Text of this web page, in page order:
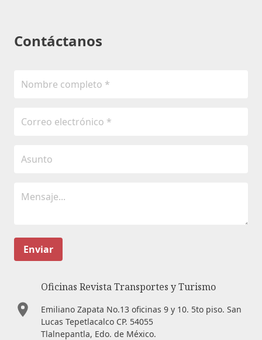
Contáctanos
Enviar
Oficinas Revista Transportes y Turismo
Emiliano Zapata No.13 oficinas 9 y 10. 5to piso. San
Lucas Tepetlacalco CP. 54055
Tlalnepantla, Edo. de México.